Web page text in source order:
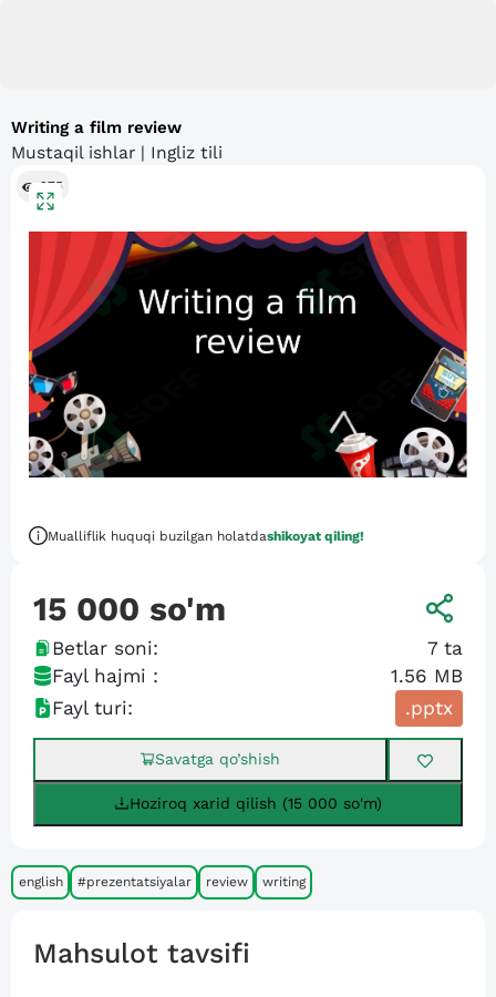
Writing a film review
Mustaqil ishlar | Ingliz tili
275
Mualliflik huquqi buzilgan holatdashikoyat qiling!
15 000 so'm
Betlar soni: 7 ta
Fayl hajmi :
1.56 MB
Fayl turi:
.pptx
Savatga qo’shish
Hoziroq xarid qilish (15 000 so'm)
english #prezentatsiyalar review writing
Mahsulot tavsifi